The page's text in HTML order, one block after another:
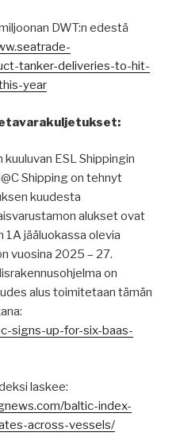
DWT:n edestä
tanker-deliveries-to-hit-
year
ESL Shippingin
Shipping on tehnyt
kuudesta
alukset ovat
1A jääluokassa olevia
vuosina 2025 – 27.
on
alus toimitetaan tämän
signs-up-for-six-baas-
laskee:
baltic-index-
across-vessels/